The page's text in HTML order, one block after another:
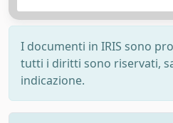
I documenti in IRIS sono
tutti i diritti sono riservati,
indicazione.